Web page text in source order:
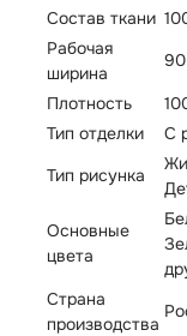
Состав ткани
Рабочая
ширина
Плотность
Тип отделки
С
Тип рисунка
Основные
цвета
Страна
производства